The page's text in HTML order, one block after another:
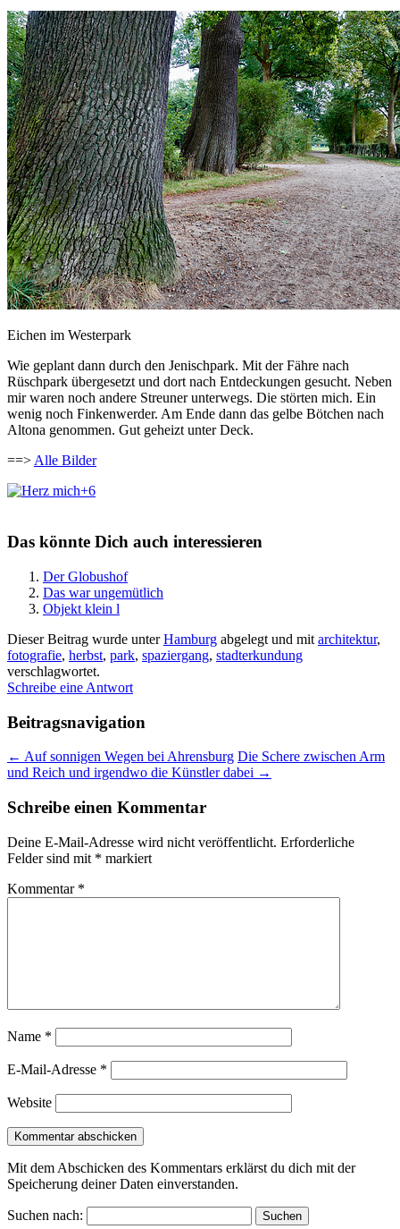
Eichen im Westerpark
Wie geplant dann durch den Jenischpark. Mit der Fähre nach
Rüschpark übergesetzt und dort nach Entdeckungen gesucht. Neben
mir waren noch andere Streuner unterwegs. Die störten mich. Ein
wenig noch Finkenwerder. Am Ende dann das gelbe Bötchen nach
Altona genommen. Gut geheizt unter Deck.
==>Alle Bilder
+6
Das könnte Dich auch interessieren
Der Globushof
Das war ungemütlich
Objekt klein l
Dieser Beitrag wurde unterHamburg abgelegt und mit architektur,
fotografie, herbst, park, spaziergang, stadterkundung
verschlagwortet.
Schreibe eine Antwort
Beitragsnavigation
← Auf sonnigen Wegen bei Ahrensburg Die Schere zwischen Arm
und Reich und irgendwo die Künstler dabei →
Schreibe einen Kommentar
Deine E-Mail-Adresse wird nicht veröffentlicht. Erforderliche
Felder sind mit * markiert
Kommentar *
Name *
E-Mail-Adresse *
Website
Mit dem Abschicken des Kommentars erklärst du dich mit der
Speicherung deiner Daten einverstanden.
Suchen nach: